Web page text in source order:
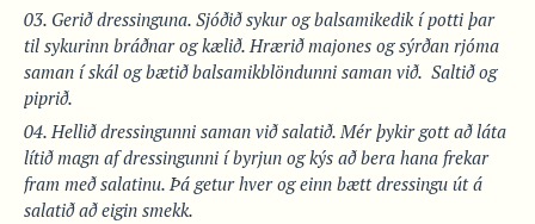
Gerið dressinguna. Sjóðið sykur og balsamikedik í potti þar
til sykurinn bráðnar og kælið. Hrærið majones og sýrðan rjóma
saman í skál og bætið balsamikblöndunni saman við. Saltið og
piprið.
Hellið dressingunni saman við salatið. Mér þykir gott að láta
lítið magn af dressingunni í byrjun og kýs að bera hana frekar
fram með salatinu. Þá getur hver og einn bætt dressingu út á
salatið að eigin smekk.